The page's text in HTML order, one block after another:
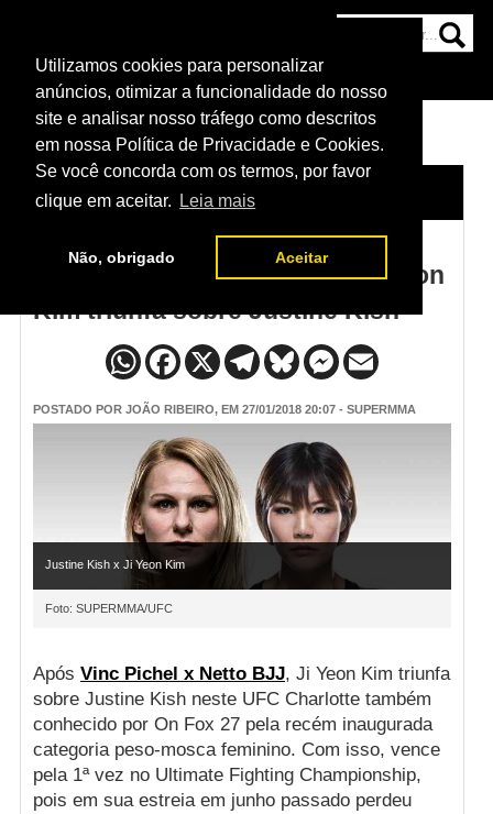
Utilizamos cookies para personalizar
anúncios, otimizar a funcionalidade do nosso
site e analisar nosso tráfego como descritos
em nossa Política de Privacidade e Cookies.
Se você concorda com os termos, por favor
clique em aceitar.
Leia mais
Não, obrigado Aceitar
NOTÍCIAS
HOME NOTÍCIAS
Resultado UFC Charlotte - Ji Yeon
Kim triunfa sobre Justine Kish
POSTADO POR JOÃO RIBEIRO, EM 27/01/2018 20:07 - SUPERMMA
Justine Kish x Ji Yeon Kim
Foto: SUPERMMA/UFC
Após Vinc Pichel x Netto BJJ, Ji Yeon Kim triunfa
sobre Justine Kish neste UFC Charlotte também
conhecido por On Fox 27 pela recém inaugurada
categoria peso-mosca feminino. Com isso, vence
pela 1ª vez no Ultimate Fighting Championship,
pois em sua estreia em junho passado perdeu